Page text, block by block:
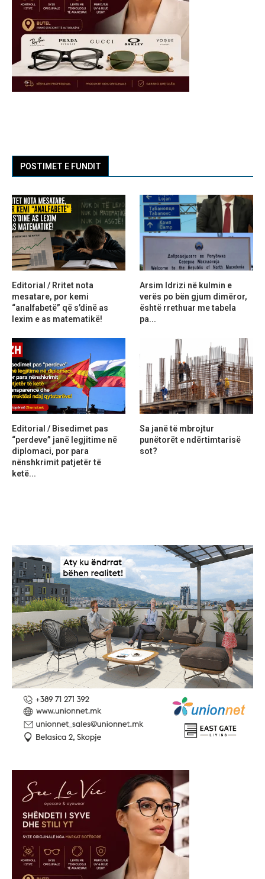
POSTIMET E FUNDIT
Editorial / Rritet nota
mesatare, por kemi
“analfabetë” që s’dinë as
lexim e as matematikë!
Arsim Idrizi në kulmin e
verës po bën gjum dimëror,
është rrethuar me tabela
pa...
Editorial / Bisedimet pas
“perdeve” janë legjitime në
diplomaci, por para
nënshkrimit patjetër të
ketë...
Sa janë të mbrojtur
punëtorët e ndërtimtarisë
sot?